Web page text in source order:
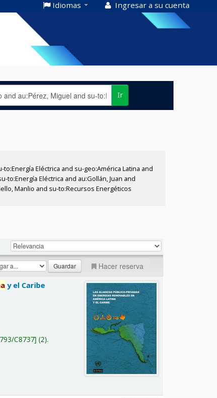
Idiomas Ingresar a su cuenta
Ir
to:Energía Eléctrica and su-geo:América Latina and
to:Energía Eléctrica and au:Gollán, Juan and
Manlio and su-to:Recursos Energéticos
Hacer reserva
y el Caribe
C8737 (2).